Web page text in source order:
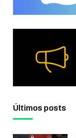
Últimos posts